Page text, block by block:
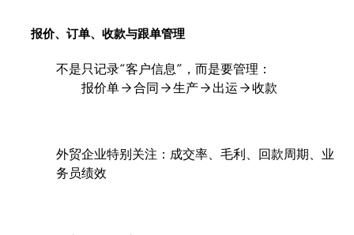
报价、订单、收款与跟单管理
不是只记录“客户信息”，而是要管理：
报价单 → 合同 → 生产 → 出运 → 收款
外贸企业特别关注：成交率、毛利、回款周期、业
务员绩效